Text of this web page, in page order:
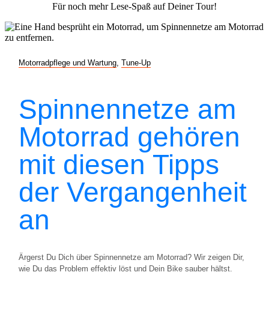
Für noch mehr Lese-Spaß auf Deiner Tour!
Motorradpflege und Wartung Tune-Up
Spinnennetze am
Motorrad gehören
mit diesen Tipps
der Vergangenheit
an
Ärgerst Du Dich über Spinnennetze am Motorrad? Wir zeigen Dir,
wie Du das Problem effektiv löst und Dein Bike sauber hältst.